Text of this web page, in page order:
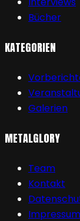
Bücher
KATEGORIEN
Galerien
METALGLORY
Team
Kontakt
Impressum